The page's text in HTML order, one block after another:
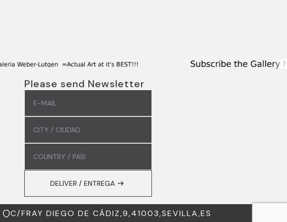
Please send Newsletter
EMAIL
COMMUNE
COMUNIDAD
*
COUNTRY
PAÍS
*
DELIVER / ENTREGA
C/FRAY DIEGO DE CÁDIZ,9,41003,SEVILLA,ES